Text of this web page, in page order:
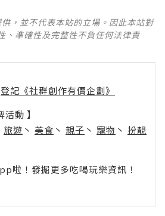
，並不代表本站的立場。因此本站對
、準確性及完整性不負任何法律責
登記《社群創作有價企劃》
動 】
旅遊 丶 美食 丶 親子 丶 寵物 丶 扮靚
啦！發掘更多吃喝玩樂資訊！